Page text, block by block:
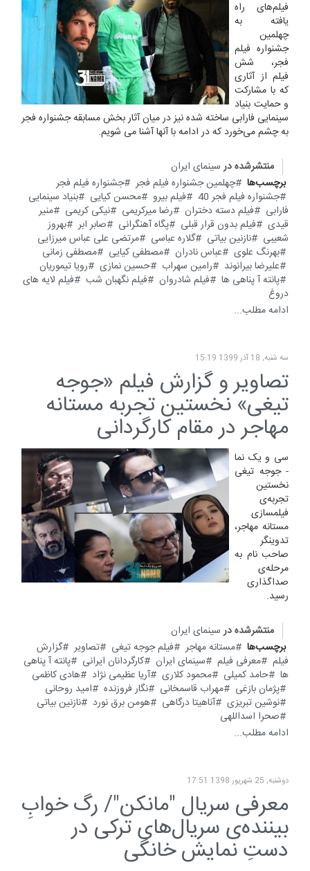
فیلم‌های راه
یافته به
چهلمین
جشنواره فیلم
فجر، شش
فیلم از آثاری
که با مشارکت
و حمایت بنیاد
سینمایی فارابی ساخته شده نیز در میان آثار بخش مسابقه جشنواره فجر
به چشم می‌خورد که در ادامه با آنها آشنا می شویم.
منتشرشده در سینمای ایران
برچسب‌ها
چهلمین جشنواره فیلم فجر
جشنواره فیلم فجر
جشنواره فیلم فجر 40
فیلم بیرو محسن کیایی
بنیاد سینمایی
فارابی
فیلم دسته دختران رضا میرکریمی نیکی کریمی
منیر
قیدی
فیلم بدون قرار قبلی پگاه آهنگرانی صابر ابر
بهروز
شعیبی
نازنین بیاتی گلاره عباسی
مرتضی علی عباس میرزایی
بهرنگ علوی
عباس نادران مصطفی کیایی
مصطفی زمانی
علیرضا بیرانوند
رامین سهراب حسین نمازی
رویا تیموریان
پانته آ پناهی ها
فیلم شادروان فیلم نگهبان شب
فیلم لایه های
دروغ
ادامه مطلب...
سه شنبه, 18 آذر 1399 15:19
تصاویر و گزارش فیلم «جوجه
تیغی» نخستین تجربه مستانه
مهاجر در مقام کارگردانی
سی و یک نما
- جوجه تیغی
نخستین
تجربه‌ی
فیلمسازی
مستانه مهاجر،
تدوینگر
صاحب نام به
مرحله‌ی
صداگذاری
رسید.
منتشرشده در سینمای ایران
برچسب‌ها
مستانه مهاجر فیلم جوجه تیغی تصاویر
گزارش
فیلم
معرفی فیلم سینمای ایران کارگردانان ایرانی
پانته آ پناهی
ها
حامد کمیلی محمود کلاری آریا عظیمی نژاد
هادی کاظمی
پژمان بازغی
مهراب قاسمخانی نگار فروزنده
امید روحانی
نوشین تبریزی
آناهیتا درگاهی هومن برق نورد
نازنین بیاتی
صحرا اسداللهی
ادامه مطلب...
دوشنبه, 25 شهریور 1398 17:51
معرفی سریال "مانکن"/ رگ خوابِ
بیننده‌ی سریال‌های ترکی در
دستِ نمایش خانگی